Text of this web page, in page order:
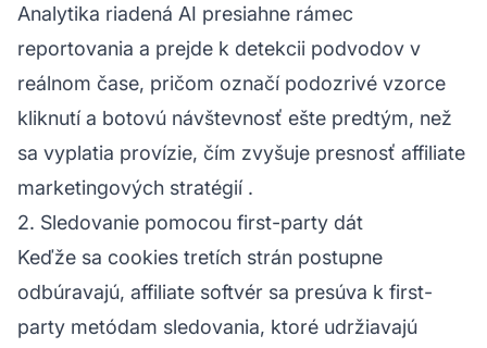
Analytika riadená AI presiahne rámec
reportovania a prejde k detekcii podvodov v
reálnom čase, pričom označí podozrivé vzorce
kliknutí a botovú návštevnosť ešte predtým, než
sa vyplatia provízie, čím zvyšuje presnosť affiliate
marketingových stratégií.
2. Sledovanie pomocou first-party dát
Keďže sa cookies tretích strán postupne
odbúravajú, affiliate softvér sa presúva k first-
party metódam sledovania, ktoré udržiavajú